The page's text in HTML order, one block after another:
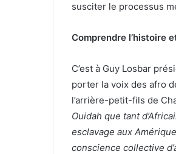
susciter le processus
Comprendre l’histoire
C’est à Guy Losbar
porter la voix des afro
l’arrière-petit-fils de
Ouidah que tant
esclavage aux
conscience collective